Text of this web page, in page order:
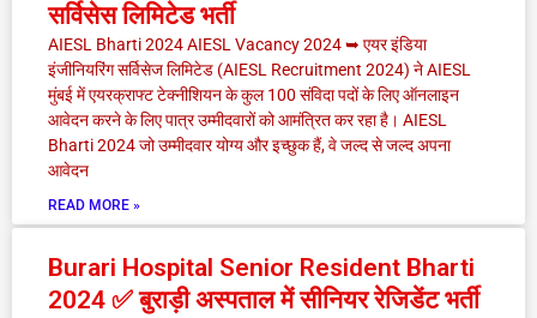
सर्विसेस लिमिटेड भर्ती
AIESL Bharti 2024 AIESL Vacancy 2024 ➥ एयर इंडिया
इंजीनियरिंग सर्विसेज लिमिटेड (AIESL Recruitment 2024) ने AIESL
मुंबई में एयरक्राफ्ट टेक्नीशियन के कुल 100 संविदा पदों के लिए ऑनलाइन
आवेदन करने के लिए पात्र उम्मीदवारों को आमंत्रित कर रहा है। AIESL
Bharti 2024 जो उम्मीदवार योग्य और इच्छुक हैं, वे जल्द से जल्द अपना
आवेदन
READ MORE »
Burari Hospital Senior Resident Bharti
2024 ✅ बुराड़ी अस्पताल में सीनियर रेजिडेंट भर्ती